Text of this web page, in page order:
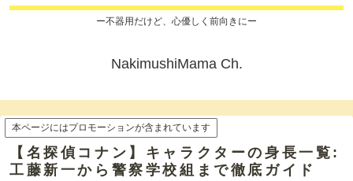
ー不器用だけど、心優しく前向きにー
NakimushiMama Ch.
本ページにはプロモーションが含まれています
【名探偵コナン】キャラクターの身長一覧:
工藤新一から警察学校組まで徹底ガイド